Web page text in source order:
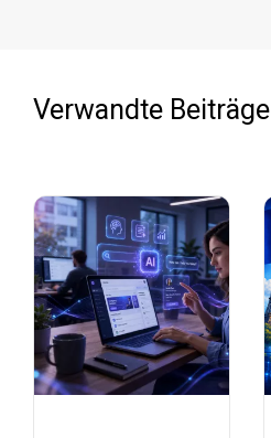
Verwandte Beiträge